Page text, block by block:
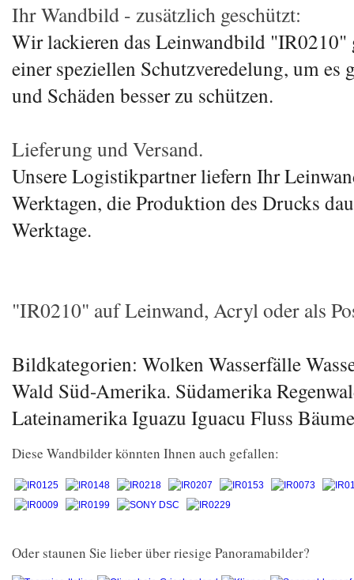
Ihr Wandbild - zusätzlich geschützt:
Wir lackieren das Leinwandbild "IR0210"
einer speziellen Schutzveredelung, um es
und Schäden besser zu schützen.
Lieferung und Versand.
Unsere Logistikpartner liefern Ihr
Werktagen, die Produktion des Drucks
Werktage.
"IR0210" auf Leinwand, Acryl oder als
Bildkategorien: Wolken Wasserfälle
Wald Süd-Amerika. Südamerika
Lateinamerika Iguazu Iguacu Fluss
Diese Wandbilder könnten Ihnen auch gefallen:
Oder staunen Sie lieber über riesige Panoramabilder?